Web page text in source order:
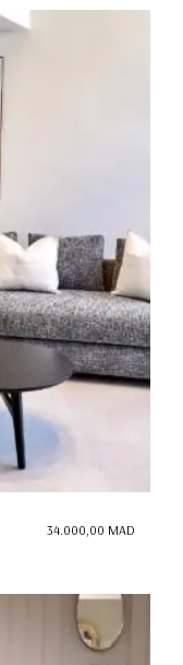
34.000,00 MAD